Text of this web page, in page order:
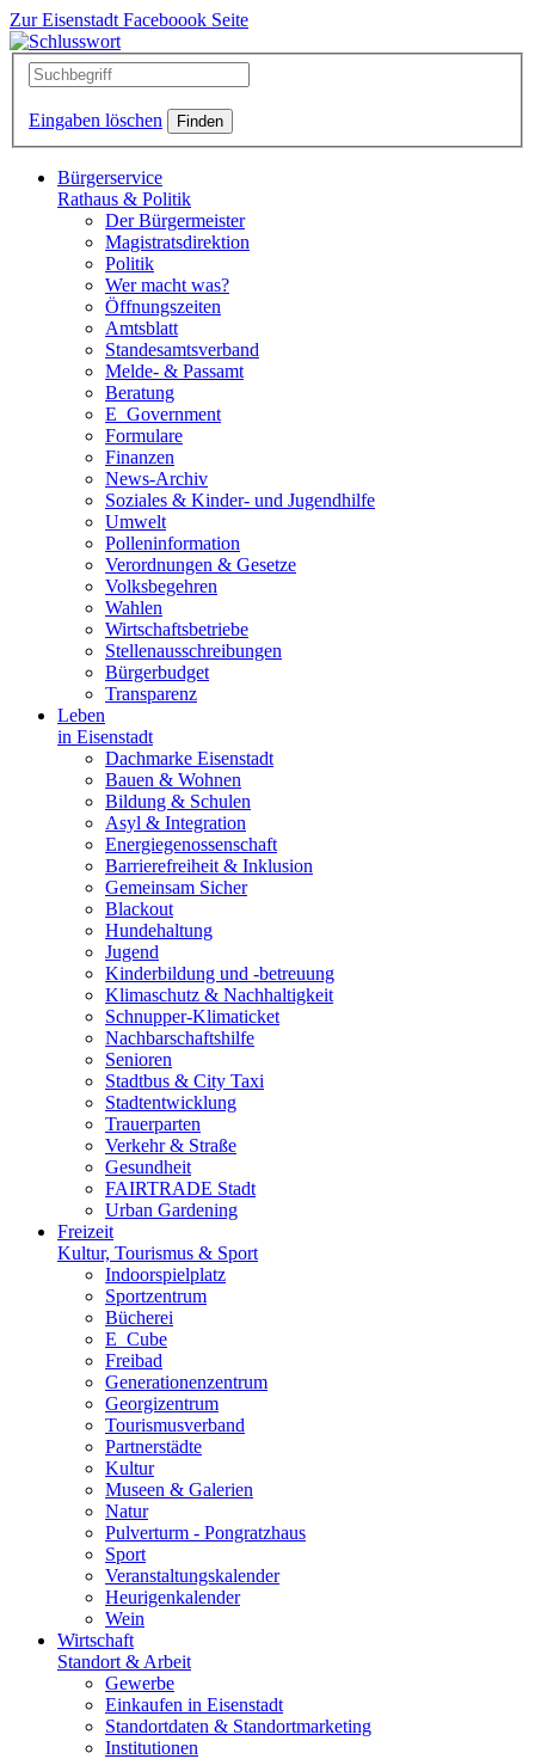
Zur Eisenstadt Faceboook Seite
Eingaben löschen
Bürgerservice
Rathaus & Politik
Der Bürgermeister
Magistratsdirektion
Politik
Wer macht was?
Öffnungszeiten
Amtsblatt
Standesamtsverband
Melde- & Passamt
Beratung
E_Government
Formulare
Finanzen
News-Archiv
Soziales & Kinder- und Jugendhilfe
Umwelt
Polleninformation
Verordnungen & Gesetze
Volksbegehren
Wahlen
Wirtschaftsbetriebe
Stellenausschreibungen
Bürgerbudget
Transparenz
Leben
in Eisenstadt
Dachmarke Eisenstadt
Bauen & Wohnen
Bildung & Schulen
Asyl & Integration
Energiegenossenschaft
Barrierefreiheit & Inklusion
Gemeinsam Sicher
Blackout
Hundehaltung
Jugend
Kinderbildung und -betreuung
Klimaschutz & Nachhaltigkeit
Schnupper-Klimaticket
Nachbarschaftshilfe
Senioren
Stadtbus & City Taxi
Stadtentwicklung
Trauerparten
Verkehr & Straße
Gesundheit
FAIRTRADE Stadt
Urban Gardening
Freizeit
Kultur, Tourismus & Sport
Indoorspielplatz
Sportzentrum
Bücherei
E_Cube
Freibad
Generationenzentrum
Georgizentrum
Tourismusverband
Partnerstädte
Kultur
Museen & Galerien
Natur
Pulverturm - Pongratzhaus
Sport
Veranstaltungskalender
Heurigenkalender
Wein
Wirtschaft
Standort & Arbeit
Gewerbe
Einkaufen in Eisenstadt
Standortdaten & Standortmarketing
Institutionen